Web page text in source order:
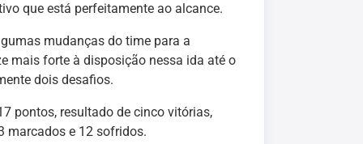
que está perfeitamente ao alcance.
mudanças do time para a
mais forte à disposição nessa ida até o
dois desafios.
pontos, resultado de cinco vitórias,
marcados e 12 sofridos.